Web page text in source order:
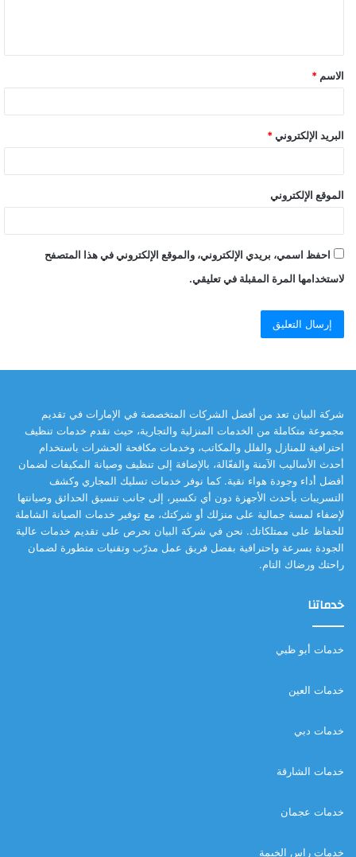
ق
*
الاسم *
البريد الإلكتروني *
الموقع الإلكتروني
احفظ اسمي، بريدي الإلكتروني، والموقع الإلكتروني في هذا المتصفح
لاستخدامها المرة المقبلة في تعليقي.
شركة البيان تعد من أفضل الشركات المتخصصة في الإمارات في تقديم
مجموعة متكاملة من الخدمات المنزلية والتجارية، حيث نقدم خدمات تنظيف
احترافية للمنازل والفلل والمكاتب، وخدمات مكافحة الحشرات باستخدام
أحدث الأساليب الآمنة والفعّالة، بالإضافة إلى تنظيف وصيانة المكيفات لضمان
أفضل أداء وجودة هواء نقية. كما نوفر خدمات تسليك المجاري وكشف
التسريبات بأحدث الأجهزة دون أي تكسير، إلى جانب تنسيق الحدائق وصيانتها
لإضفاء لمسة جمالية على منزلك أو شركتك، مع توفير خدمات الصيانة الشاملة
للحفاظ على ممتلكاتك. نحن في شركة البيان نحرص على تقديم خدمات عالية
الجودة بسرعة واحترافية بفضل فريق عمل مدرّب وتقنيات متطورة لضمان
راحتك ورضاك التام.
خدماتنا
خدمات أبو ظبي
خدمات العين
خدمات دبي
خدمات الشارقة
خدمات عجمان
خدمات راس الخيمة